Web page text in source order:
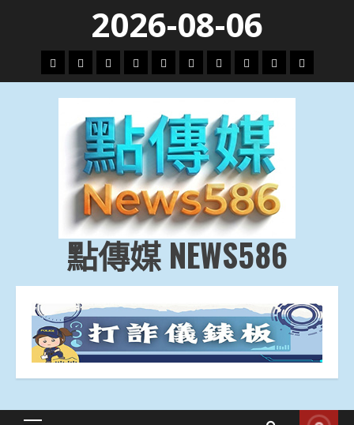
content
2026-08-06
頭
條
財
經
地
方.
會
文
教.
技
專
題
娛
樂
劇
政
治
國
際
運
動
生
活
點傳媒 NEWS586